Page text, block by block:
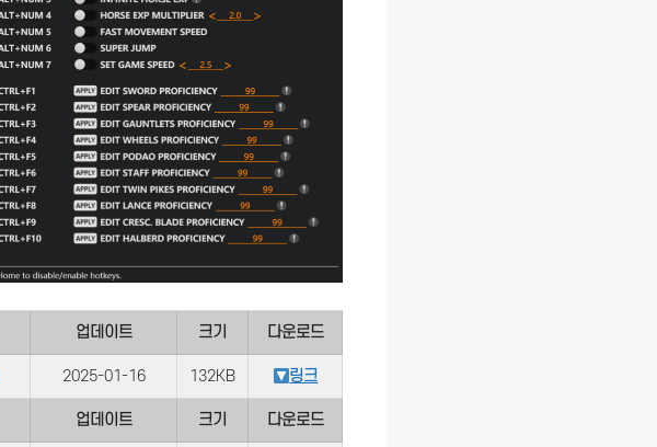
업데이트 크기 다운로드
2025-01-16 132KB 링크
업데이트 크기 다운로드